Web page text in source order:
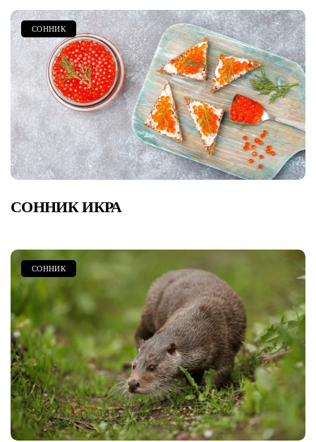
СОННИК
СОННИК ИКРА
СОННИК